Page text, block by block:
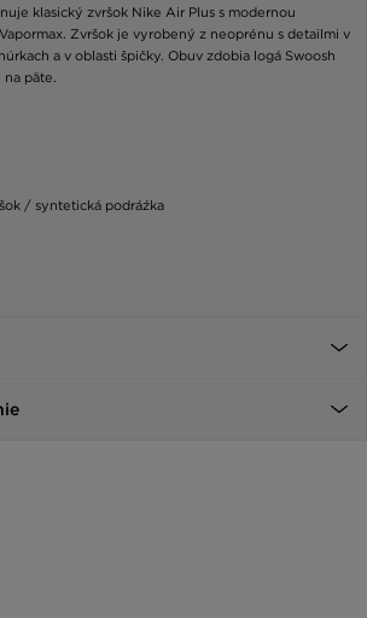
klasický zvršok Nike Air Plus s modernou
Zvršok je vyrobený z neoprénu s detailmi v
a v oblasti špičky. Obuv zdobia logá Swoosh
päte.
/ syntetická podráźka